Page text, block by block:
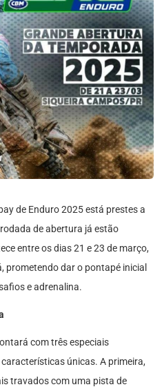
de Enduro 2025 está prestes a
de abertura já estão
entre os dias 21 e 23 de março,
prometendo dar o pontapé inicial
e adrenalina.
com três especiais
únicas. A primeira,
travados com uma pista de